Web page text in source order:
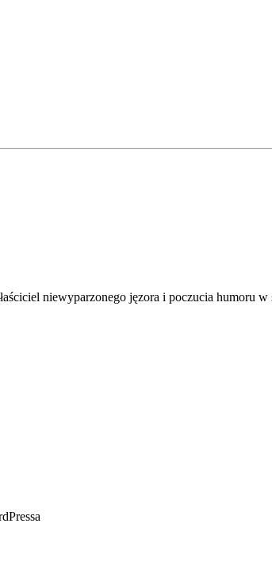
niewyparzonego jęzora i poczucia humoru